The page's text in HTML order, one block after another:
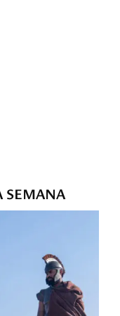
SEMANA